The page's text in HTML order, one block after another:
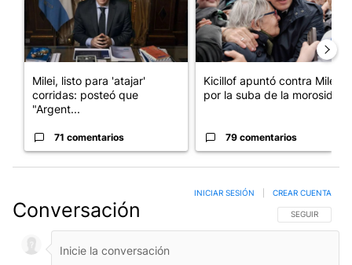
Milei, listo para 'atajar'
corridas: posteó que
"Argent...
71 comentarios
Kicillof apuntó contra Milei
por la suba de la morosida...
79 comentarios
Conversación SIGA ESTA
SEGUIR
INICIAR SESIÓN CREAR CUENTA